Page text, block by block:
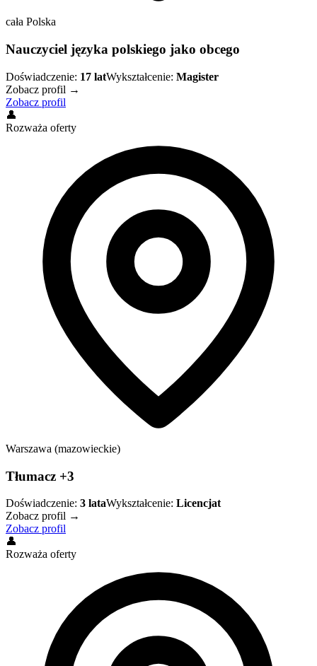
cała Polska
Nauczyciel języka polskiego jako obcego
Doświadczenie: 17 latWykształcenie: Magister
Zobacz profil →
Zobacz profil
👤
Rozważa oferty
Warszawa (mazowieckie)
Tłumacz +3
Doświadczenie: 3 lataWykształcenie: Licencjat
Zobacz profil →
Zobacz profil
👤
Rozważa oferty